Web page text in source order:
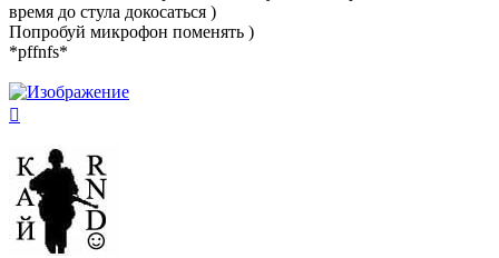
время до стула докосаться )
Попробуй микрофон поменять )
*pffnfs*
началу